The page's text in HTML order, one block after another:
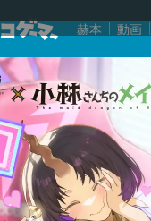
赫本 動画